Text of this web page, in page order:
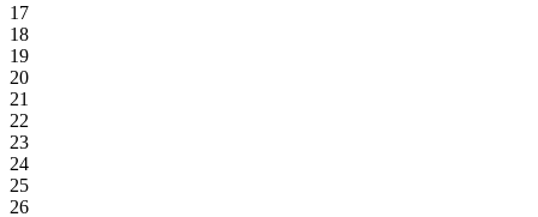
17
18
19
20
21
22
23
24
25
26